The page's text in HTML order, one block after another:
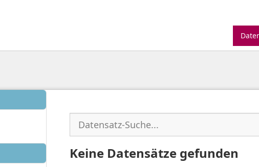
Keine Datensätze gefunden